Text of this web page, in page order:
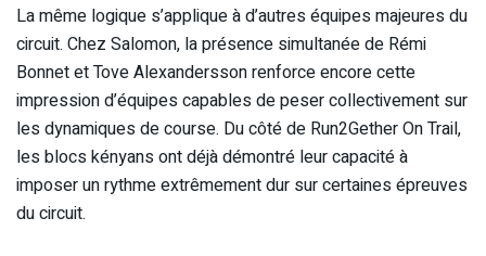
La même logique s’applique à d’autres équipes majeures du
circuit. Chez Salomon, la présence simultanée de Rémi
Bonnet et Tove Alexandersson renforce encore cette
impression d’équipes capables de peser collectivement sur
les dynamiques de course. Du côté de Run2Gether On Trail,
les blocs kényans ont déjà démontré leur capacité à
imposer un rythme extrêmement dur sur certaines épreuves
du circuit.